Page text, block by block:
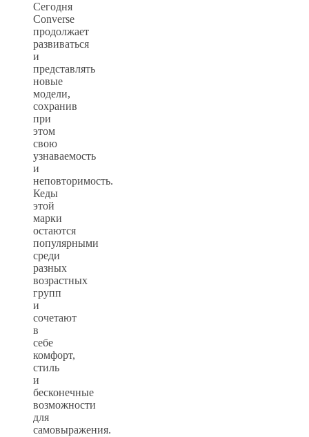
Сегодня
Converse
продолжает
развиваться
и
представлять
новые
модели,
сохранив
при
этом
свою
узнаваемость
и
неповторимость.
Кеды
этой
марки
остаются
популярными
среди
разных
возрастных
групп
и
сочетают
в
себе
комфорт,
стиль
и
бесконечные
возможности
для
самовыражения.